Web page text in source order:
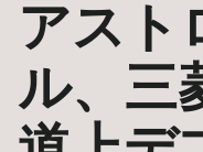
アスト
ル、三